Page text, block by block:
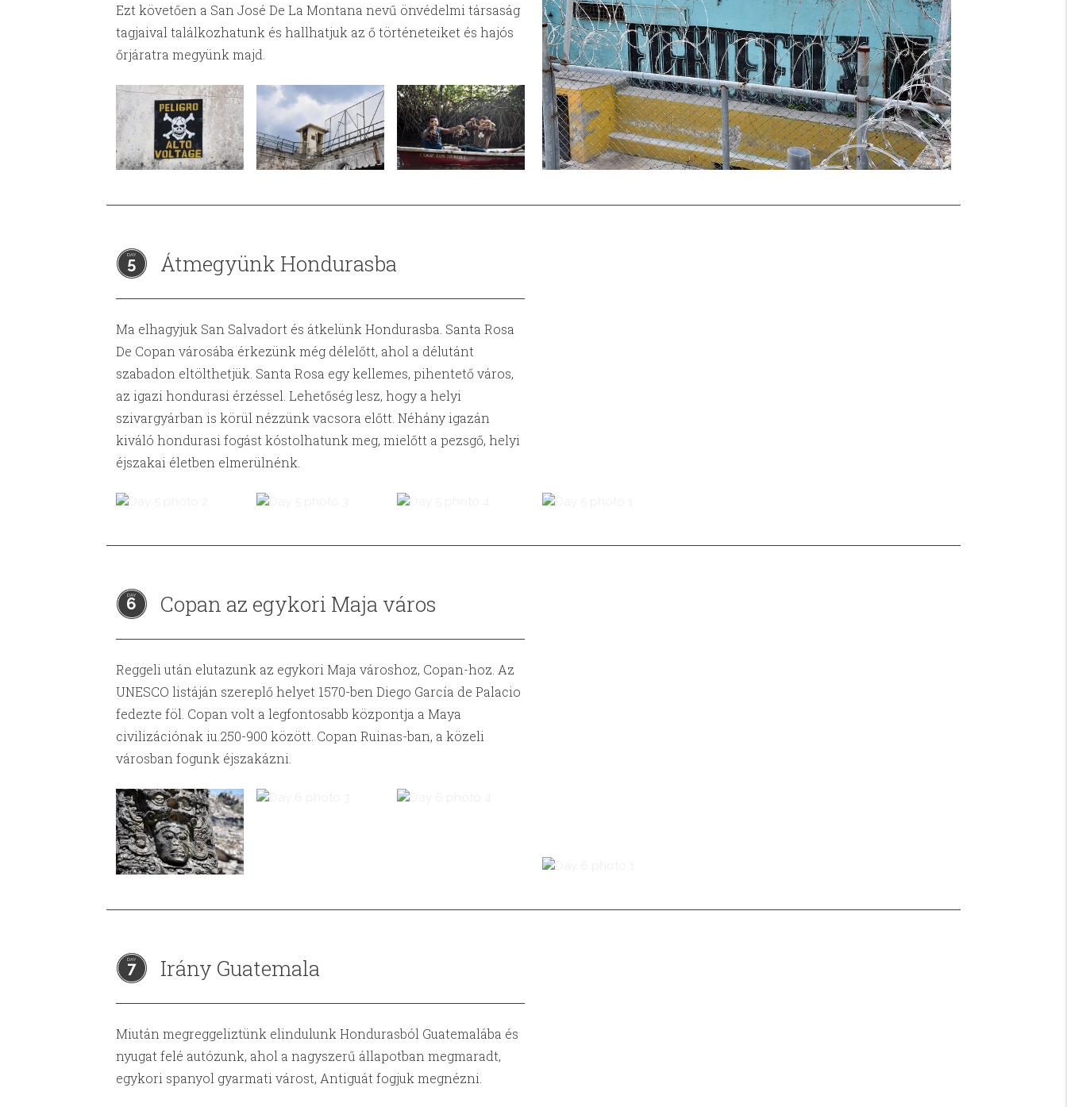
Ezt követően a San José De La Montana nevű önvédelmi társaság
tagjaival találkozhatunk és hallhatjuk az ő történeteiket és hajós
őrjáratra megyünk majd.
5 Átmegyünk Hondurasba
Ma elhagyjuk San Salvadort és átkelünk Hondurasba. Santa Rosa
De Copan városába érkezünk még délelőtt, ahol a délutánt
szabadon eltölthetjük. Santa Rosa egy kellemes, pihentető város,
az igazi hondurasi érzéssel. Lehetőség lesz, hogy a helyi
szivargyárban is körül nézzünk vacsora előtt. Néhány igazán
kiváló hondurasi fogást kóstolhatunk meg, mielőtt a pezsgő, helyi
éjszakai életben elmerülnénk.
6 Copan az egykori Maja város
Reggeli után elutazunk az egykori Maja városhoz, Copan-hoz. Az
UNESCO listáján szereplő helyet 1570-ben Diego García de Palacio
fedezte föl. Copan volt a legfontosabb központja a Maya
civilizációnak iu.250-900 között. Copan Ruinas-ban, a közeli
városban fogunk éjszakázni.
7 Irány Guatemala
Miután megreggeliztünk elindulunk Hondurasból Guatemalába és
nyugat felé autózunk, ahol a nagyszerű állapotban megmaradt,
egykori spanyol gyarmati várost, Antiguát fogjuk megnézni.